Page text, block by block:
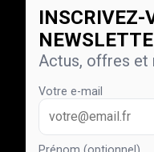
INSCRIVEZ-
Actus, offres et
Votre e-mail